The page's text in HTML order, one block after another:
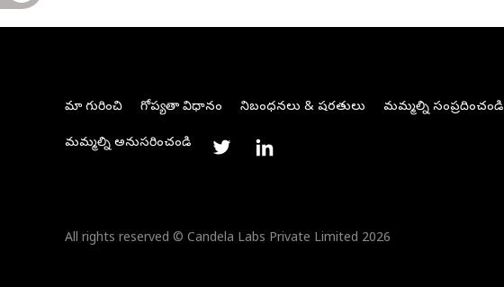
మా గురించి గోప్యతా విధానం నిబంధనలు & షరతులు మమ్మల్ని సంప్రదించండి
మమ్మల్ని అనుసరించండి
All rights reserved © Candela Labs Private Limited 2026